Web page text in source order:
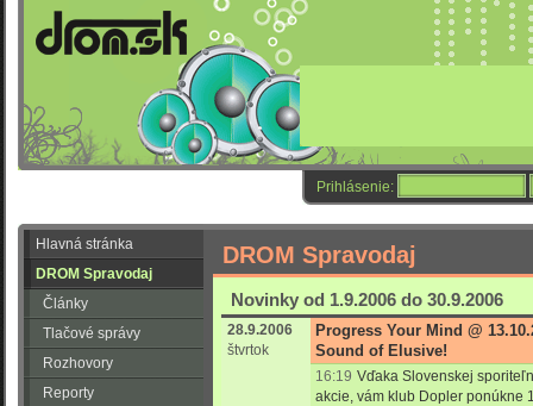
Prihlásenie:
Hlavná stránka
DROM Spravodaj
Články
Tlačové správy
Rozhovory
Reporty
DROM Spravodaj
Novinky od 1.9.2006 do 30.9.2006
28.9.2006
štvrtok
Progress Your Mind @
Sound of Elusive!
16:19 Vďaka Slovenskej
akcie, vám klub Dopler ponúkne